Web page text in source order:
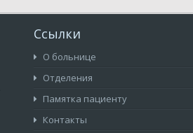
Ссылки
О больнице
Отделения
Памятка пациенту
Контакты